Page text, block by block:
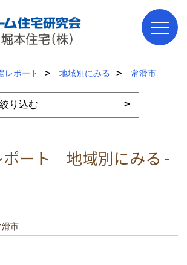
レポート 地域別にみる 常滑市
ポート 地域別にみる -
滑市